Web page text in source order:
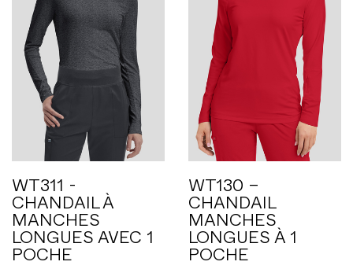
WT311 -
CHANDAIL À
MANCHES
LONGUES AVEC 1
POCHE
WT130 –
CHANDAIL
MANCHES
LONGUES À 1
POCHE